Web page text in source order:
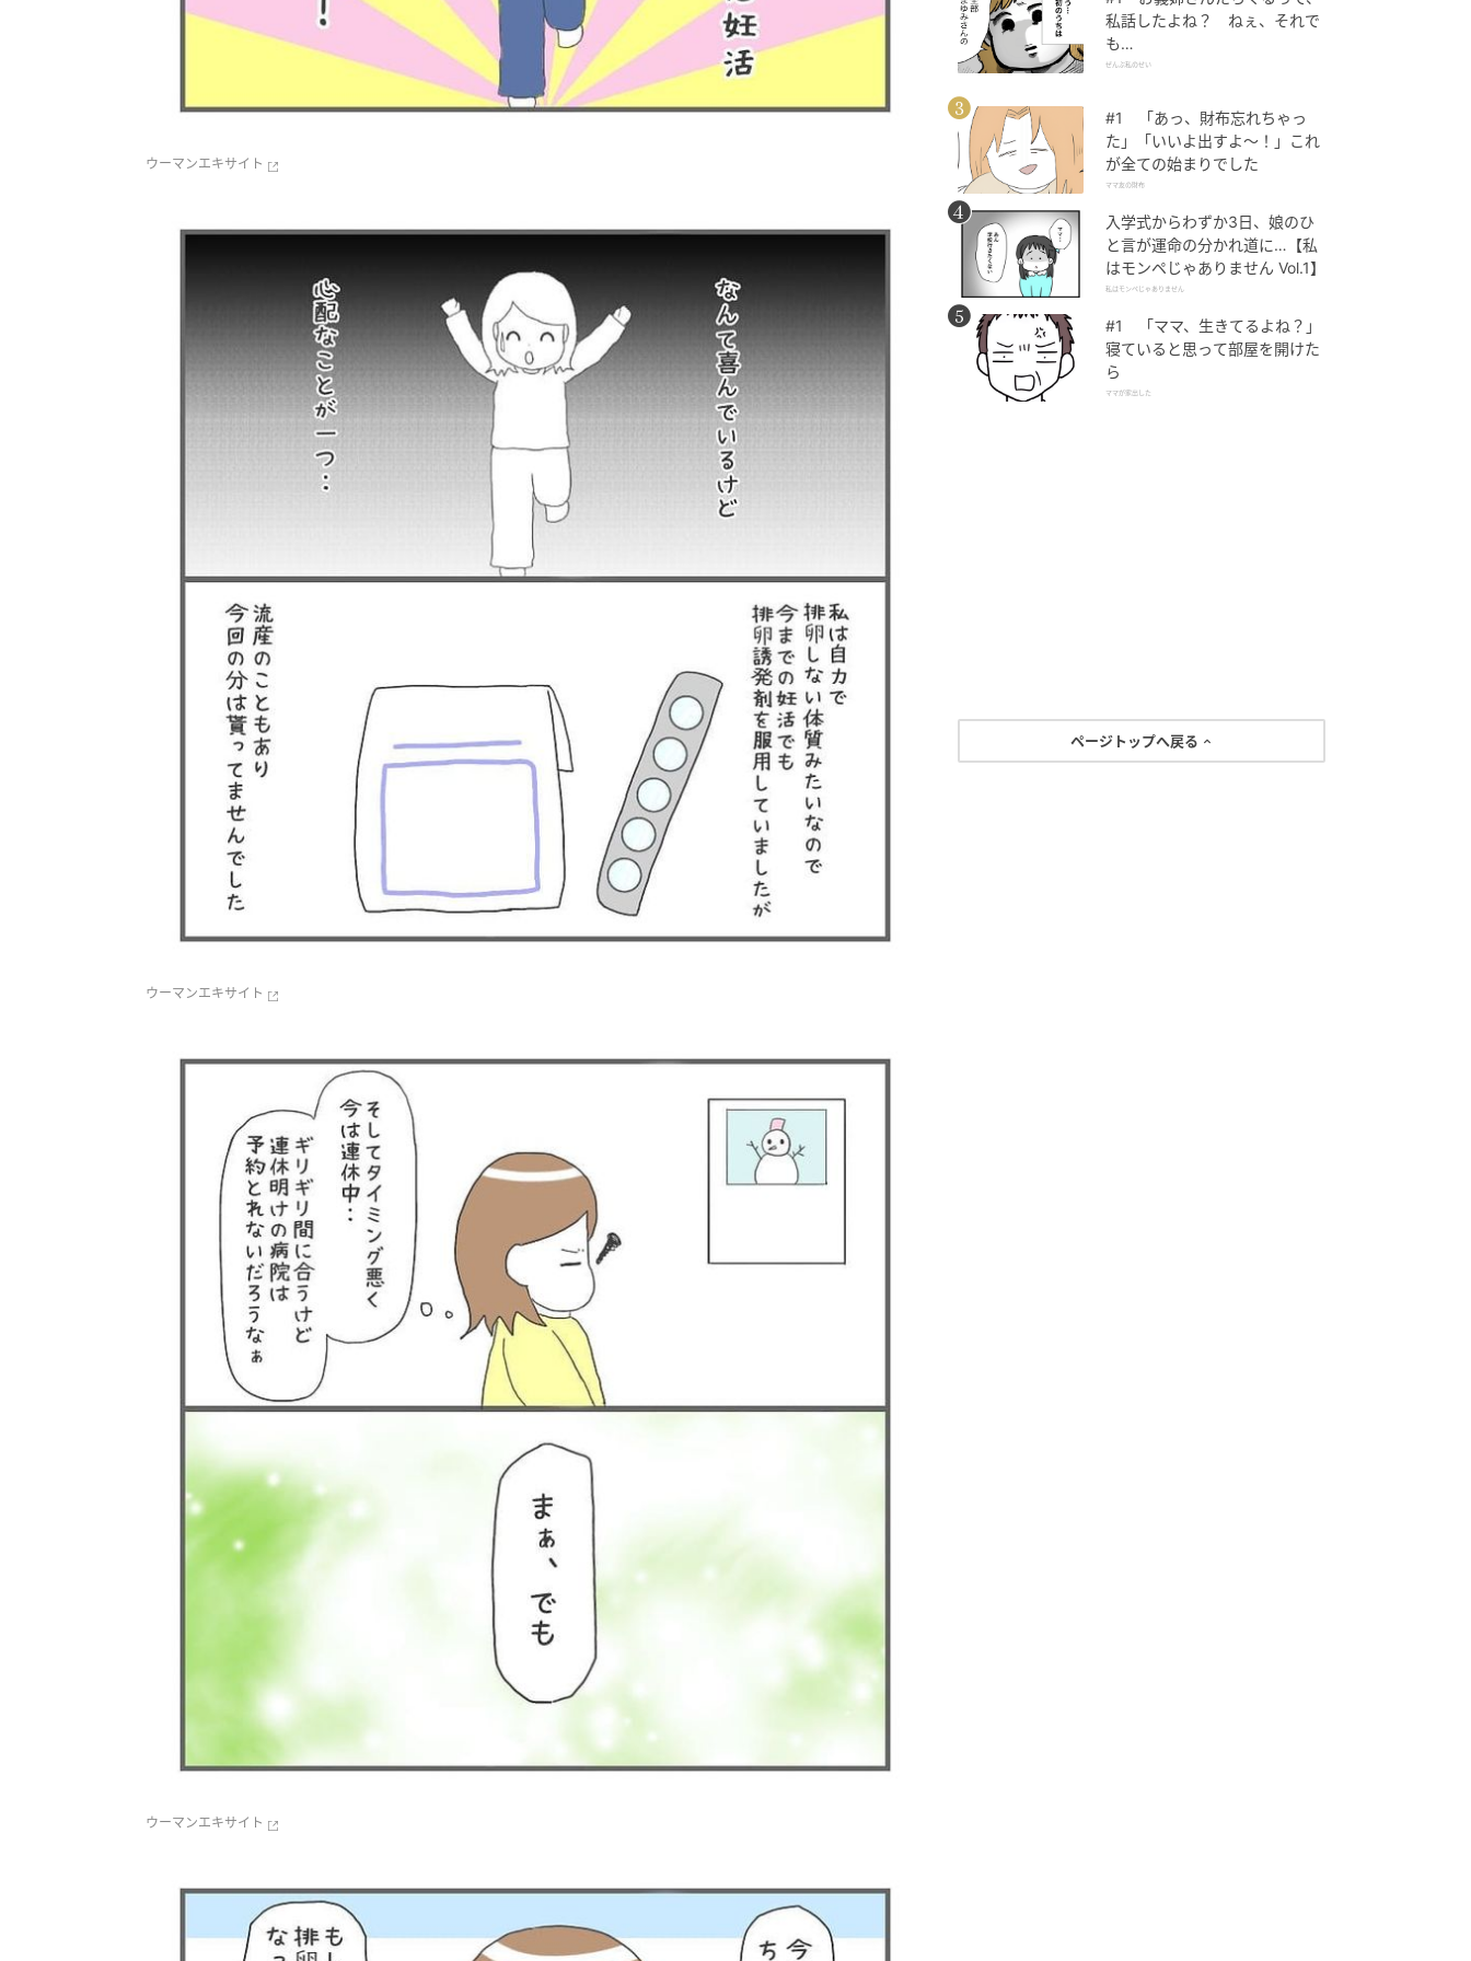
ウーマンエキサイト
ウーマンエキサイト
ウーマンエキサイト
私話したよね？ ねぇ、それで
も…
ぜんぶ私のせい
#1 「あっ、財布忘れちゃっ
た」「いいよ出すよ〜！」これ
が全ての始まりでした
ママ友の財布
入学式からわずか3日、娘のひ
と言が運命の分かれ道に…【私
はモンペじゃありません Vol.1】
私はモンペじゃありません
#1 「ママ、生きてるよね？」
寝ていると思って部屋を開けた
ら
ママが家出した
ページトップへ戻る